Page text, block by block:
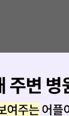
치료, 궁금한
의사가 직접 답